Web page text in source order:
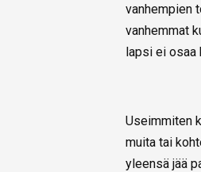
vanhempien
vanhemmat
lapsi ei osaa
Useimmiten
muita tai
yleensä jää